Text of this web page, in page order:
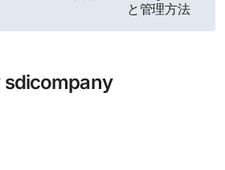
と管理方法
sdicompany